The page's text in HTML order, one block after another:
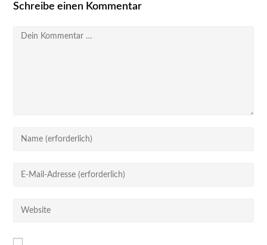
Schreibe einen Kommentar
Kommentar
Gib
oder
zum
ein
Gib
Mail-
Gib